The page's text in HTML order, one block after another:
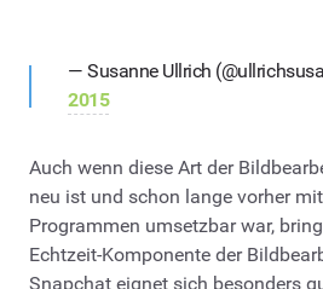
— Susanne Ullrich
2015
Auch wenn diese Art der
neu ist und schon lange vorher
Programmen umsetzbar war,
Echtzeit-Komponente der
Snapchat eignet sich besonders